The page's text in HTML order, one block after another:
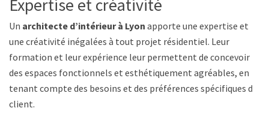
Expertise et créativité
Un architecte d’intérieur à Lyon apporte une expertise et
une créativité inégalées à tout projet résidentiel. Leur
formation et leur expérience leur permettent de concevoir
des espaces fonctionnels et esthétiquement agréables, en
tenant compte des besoins et des préférences spécifiques du
client.